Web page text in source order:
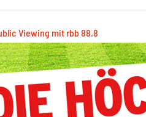
Viewing mit rbb 88.8